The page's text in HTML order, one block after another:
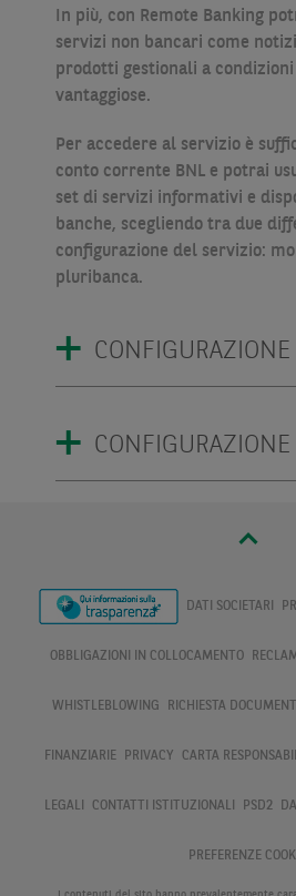
In più, con Remote Banking
servizi non bancari come
prodotti gestionali a condizioni
vantaggiose.
Per accedere al servizio è
conto corrente BNL e potrai
set di servizi informativi e
banche, scegliendo tra due
configurazione del servizio:
pluribanca.
DATI SOCIETARI
OBBLIGAZIONI IN COLLOCAMENTO
WHISTLEBLOWING RICHIESTA DOCUMENTI
FINANZIARIE PRIVACY CARTA
LEGALI CONTATTI ISTITUZIONALI PSD2
PREFERENZE